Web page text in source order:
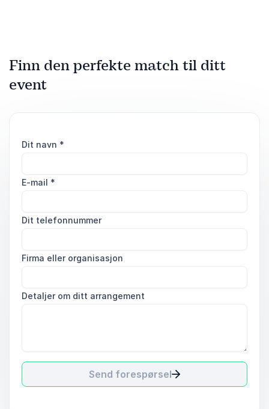
Finn den perfekte match til ditt
event
Dit navn *
E-mail *
Dit telefonnummer
Firma eller organisasjon
Detaljer om ditt arrangement
Send forespørsel